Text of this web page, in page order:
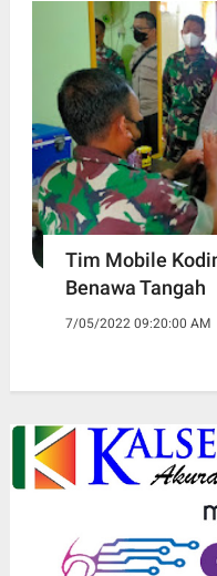
Tim Mobile
Benawa Tangah
7/05/2022 09:20:00 AM